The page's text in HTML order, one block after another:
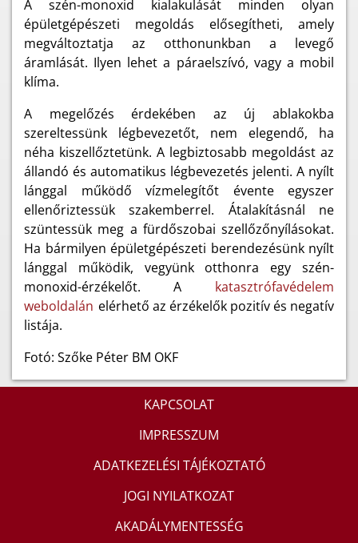
A szén-monoxid kialakulását minden olyan
épületgépészeti megoldás elősegítheti, amely
megváltoztatja az otthonunkban a levegő
áramlását. Ilyen lehet a páraelszívó, vagy a mobil
klíma.
A megelőzés érdekében az új ablakokba
szereltessünk légbevezetőt, nem elegendő, ha
néha kiszellőztetünk. A legbiztosabb megoldást az
állandó és automatikus légbevezetés jelenti. A nyílt
lánggal működő vízmelegítőt évente egyszer
ellenőriztessük szakemberrel. Átalakításnál ne
szüntessük meg a fürdőszobai szellőzőnyílásokat.
Ha bármilyen épületgépészeti berendezésünk nyílt
lánggal működik, vegyünk otthonra egy szén-
monoxid-érzékelőt. A
katasztrófavédelem
weboldalán elérhető az érzékelők pozitív és negatív
listája.
Fotó: Szőke Péter BM OKF
KAPCSOLAT
IMPRESSZUM
ADATKEZELÉSI TÁJÉKOZTATÓ
JOGI NYILATKOZAT
AKADÁLYMENTESSÉG